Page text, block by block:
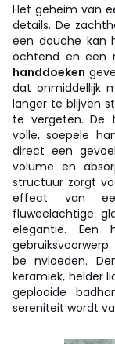
Het geheim van
details. De
een douche kan
ochtend en een
handdoeken
dat onmiddellijk
langer te blijven
te vergeten. De
volle, soepele
direct een
volume en
structuur zorgt
effect van
fluweelachtige
elegantie. Een
be nvloeden.
keramiek, helder
geplooide
sereniteit wordt